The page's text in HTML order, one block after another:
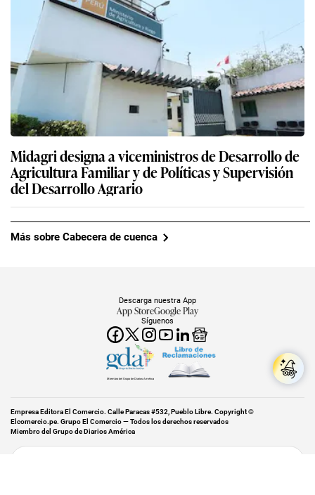
Midagri designa a viceministros de Desarrollo de
Agricultura Familiar y de Políticas y Supervisión
del Desarrollo Agrario
Más sobre Cabecera de cuenca
Síguenos
Descarga nuestra App
App StoreGoogle Play
Miembro del Grupo de Diarios América
Empresa Editora El Comercio. Calle Paracas #532, Pueblo Libre. Copyright ©
Elcomercio.pe. Grupo El Comercio — Todos los derechos reservados
Miembro del Grupo de Diarios América